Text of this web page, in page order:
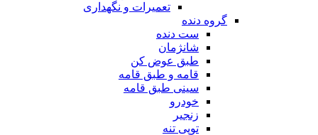
تعمیرات و نگهداری
گروه دنده
ست دنده
شانژمان
طبق عوض کن
قامه و طبق قامه
سینی طبق قامه
خودرو
زنجیر
توپی تنه